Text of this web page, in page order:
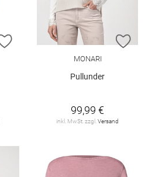
ZUR WUNSCHLISTE HINZUFÜGEN
ZUR
MONARI
Pullunder
99,99 €
inkl. MwSt. zzgl. Versand